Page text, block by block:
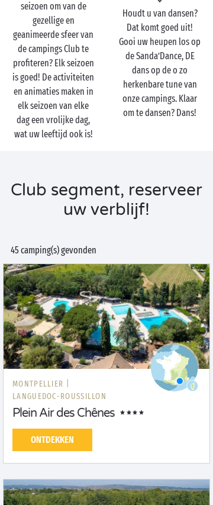
seizoen om van de
gezellige en
geanimeerde sfeer van
de campings Club te
profiteren? Elk seizoen
is goed! De activiteiten
en animaties maken in
elk seizoen van elke
dag een vrolijke dag,
wat uw leeftijd ook is!
Houdt u van dansen?
Dat komt goed uit!
Gooi uw heupen los op
de Sanda’Dance, DE
dans op de o zo
herkenbare tune van
onze campings. Klaar
om te dansen? Dans!
Club segment, reserveer
uw verblijf!
45 camping(s) gevonden
MONTPELLIER |
LANGUEDOC-ROUSSILLON
Plein Air des Chênes
ONTDEKKEN